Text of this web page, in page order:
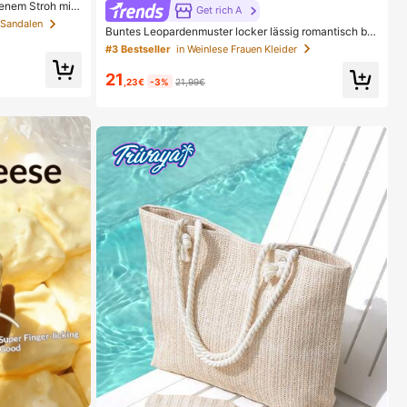
Stroh mit
Nutzung, we
Boho Chic
Get rich A
Buntes Leopardenmuster locker lässig romantisch be
quem rückenfrei Bindeband Kleid Urlaub elegant rosa
Party Sommer
#3 Bestseller in Weinlese Frauen Kleider
21 ,23€ -3% 21,99€